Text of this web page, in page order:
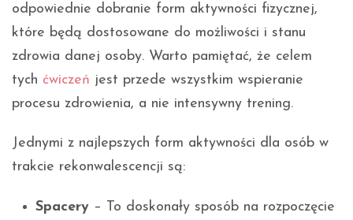
odpowiednie dobranie form aktywności fizycznej,
które będą dostosowane do możliwości i stanu
zdrowia danej osoby. Warto pamiętać, że celem
tych ćwiczeń jest przede wszystkim wspieranie
procesu zdrowienia, a nie intensywny trening.
Jednymi z najlepszych form aktywności dla osób w
trakcie rekonwalescencji są:
Spacery – To doskonały sposób na rozpoczęcie